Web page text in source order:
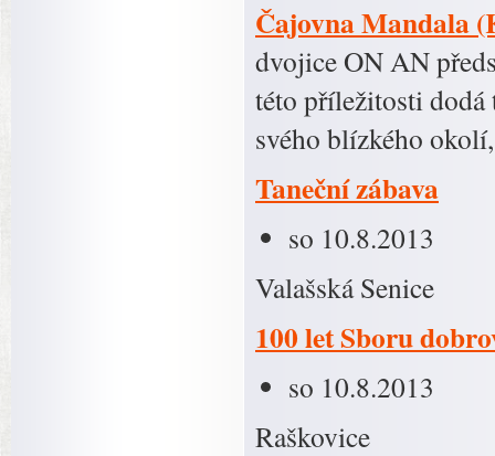
Čajovna Mandala
dvojice ON AN
této příležitosti
svého blízkého
Taneční zábava
so 10.8.2013
Valašská Senice
100 let Sboru
so 10.8.2013
Raškovice